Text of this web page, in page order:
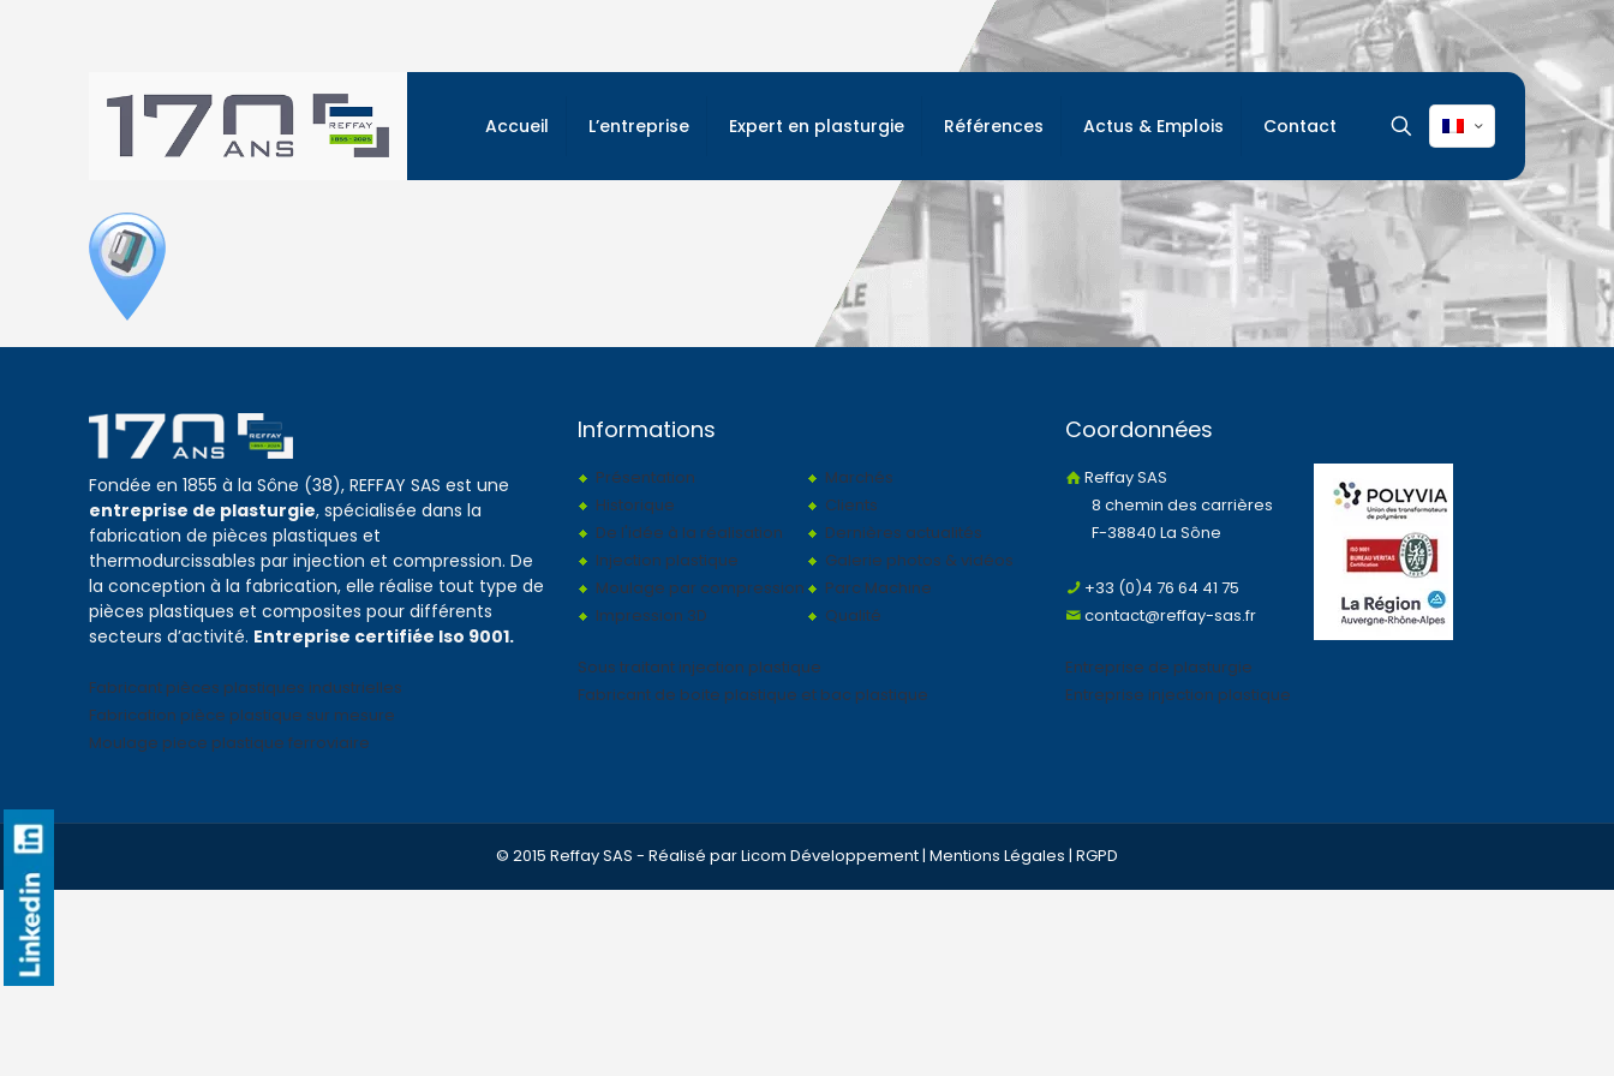
Accueil L’entreprise Expert en plasturgie Références Actus & Emplois Contact
Fondée en 1855 à la Sône (38), REFFAY SAS est une
entreprise de plasturgie, spécialisée dans la
fabrication de pièces plastiques et
thermodurcissables par injection et compression. De
la conception à la fabrication, elle réalise tout type de
pièces plastiques et composites pour différents
secteurs d’activité. Entreprise certifiée Iso 9001.
Fabricant pièces plastiques industrielles
Fabrication pièce plastique sur mesure
Moulage piece plastique ferroviaire
Informations
Présentation
Historique
De l'idée à la réalisation
Injection plastique
Moulage par compression
Impression 3D
Marchés
Clients
Dernières actualités
Galerie photos & vidéos
Parc Machine
Qualité
Sous traitant injection plastique
Fabricant de boite plastique et bac plastique
Coordonnées
Reffay SAS
8 chemin des carrières
F-38840 La Sône
+33 (0)4 76 64 41 75
contact@reffay-sas.fr
Entreprise de plasturgie
Entreprise injection plastique
© 2015 Reffay SAS - Réalisé parLicom Développement| Mentions Légales | RGPD